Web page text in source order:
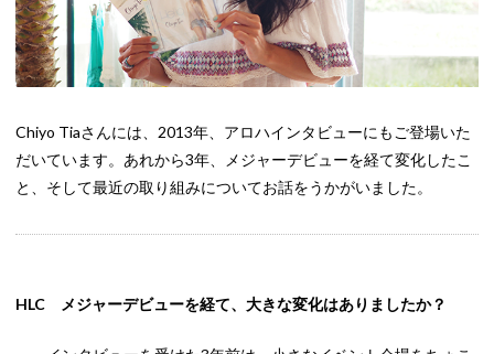
Chiyo Tiaさんには、2013年、アロハインタビューにもご登場いた
だいています。あれから3年、メジャーデビューを経て変化したこ
と、そして最近の取り組みについてお話をうかがいました。
HLC メジャーデビューを経て、大きな変化はありましたか？